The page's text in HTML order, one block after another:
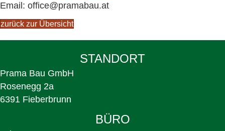
Email: office@pramabau.at
zurück zur Übersicht
STANDORT
Prama Bau GmbH
Rosenegg 2a
6391 Fieberbrunn
BÜRO